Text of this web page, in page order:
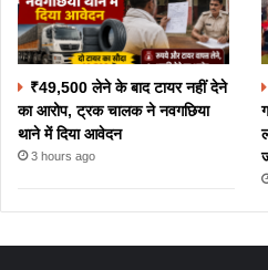
₹49,500 लेने के बाद टायर नहीं देने
का आरोप, ट्रक चालक ने नवगछिया
थाने में दिया आवेदन
3 hours ago